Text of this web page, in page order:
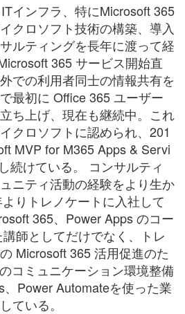
インフラ、特にMicrosoft 365
クロソフト技術の構築、導入
ルティングを長年に渡って経
365 サービス開始直
での利用者同士の情報共有を
最初に Office 365 ユーザー
ち上げ、現在も継続中。これ
クロソフトに認められ、201
MVP for M365 Apps & Servi
続けている。 コンサルティ
ニティ活動の経験をより生か
りトレノケートに入社して
365、Power Apps のコー
師としてだけでなく、トレ
Microsoft 365 活用促進のた
コミュニケーション環境整備
Power Automateを使った業
ている。